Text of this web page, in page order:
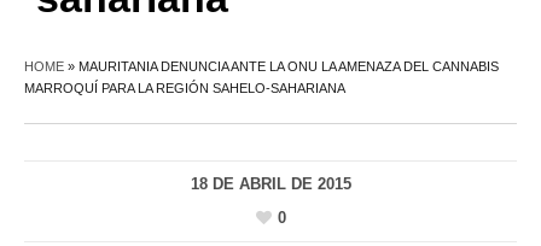
HOME » MAURITANIA DENUNCIA ANTE LA ONU LA AMENAZA DEL CANNABIS
MARROQUÍ PARA LA REGIÓN SAHELO-SAHARIANA
18 DE ABRIL DE 2015
0